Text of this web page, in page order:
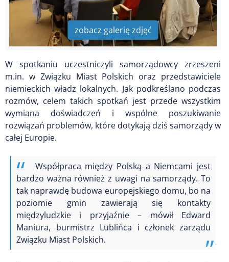
zobacz galerię zdjęć
W spotkaniu uczestniczyli samorządowcy zrzeszeni
m.in. w Związku Miast Polskich oraz przedstawiciele
niemieckich władz lokalnych. Jak podkreślano podczas
rozmów, celem takich spotkań jest przede wszystkim
wymiana doświadczeń i wspólne poszukiwanie
rozwiązań problemów, które dotykają dziś samorządy w
całej Europie.
Współpraca między Polską a Niemcami jest
bardzo ważna również z uwagi na samorządy. To
tak naprawdę budowa europejskiego domu, bo na
poziomie gmin zawierają się kontakty
międzyludzkie i przyjaźnie – mówił Edward
Maniura, burmistrz Lublińca i członek zarządu
Związku Miast Polskich.